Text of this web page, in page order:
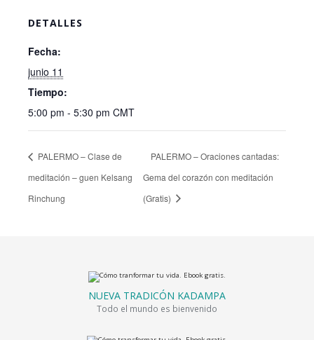
DETALLES
Fecha:
junio 11
Tiempo:
5:00 pm - 5:30 pm CMT
PALERMO – Clase de
meditación – guen Kelsang
Rinchung
PALERMO – Oraciones cantadas:
Gema del corazón con meditación
(Gratis)
NUEVA TRADICÓN KADAMPA
Todo el mundo es bienvenido